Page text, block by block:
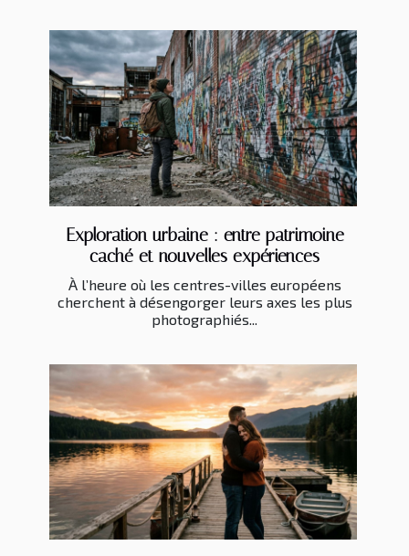
Exploration urbaine : entre patrimoine
caché et nouvelles expériences
À l’heure où les centres-villes européens
cherchent à désengorger leurs axes les plus
photographiés...